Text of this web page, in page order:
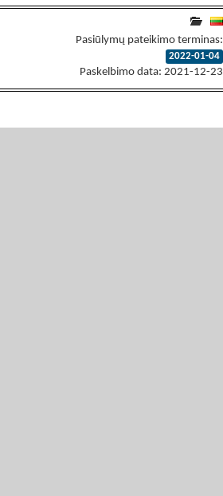
Pasiūlymų pateikimo terminas:
2022-01-04
Paskelbimo data: 2021-12-23